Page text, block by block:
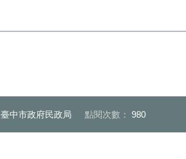
臺中市政府民政局 點閱次數： 980